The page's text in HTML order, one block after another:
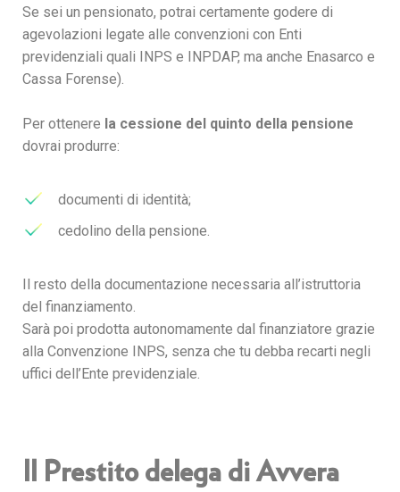
Se sei un pensionato, potrai certamente godere di
agevolazioni legate alle convenzioni con Enti
previdenziali quali INPS e INPDAP, ma anche Enasarco e
Cassa Forense).
Per ottenere la cessione del quinto della pensione
dovrai produrre:
documenti di identità;
cedolino della pensione.
Il resto della documentazione necessaria all’istruttoria
del finanziamento.
Sarà poi prodotta autonomamente dal finanziatore grazie
alla Convenzione INPS, senza che tu debba recarti negli
uffici dell’Ente previdenziale.
Il Prestito delega di Avvera